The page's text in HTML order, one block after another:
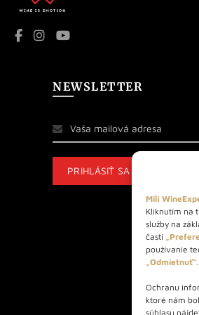
Milí
Kliknutím na
služby na
časti
používanie
„Odmietnuť“.
Ochranu
ktoré nám
súhlasu
NEWSLETTER